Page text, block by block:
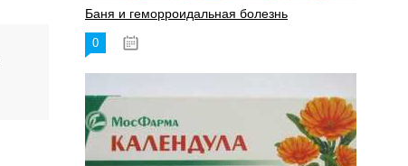
Баня и геморроидальная болезнь
0